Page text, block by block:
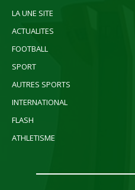
LA UNE SITE
ACTUALITES
FOOTBALL
SPORT
AUTRES SPORTS
INTERNATIONAL
FLASH
ATHLETISME